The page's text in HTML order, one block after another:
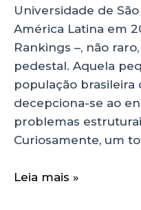
Universidade de
América Latina em
Rankings –, não
pedestal. Aquela
população
decepciona-se ao
problemas
Curiosamente, um
Leia mais »